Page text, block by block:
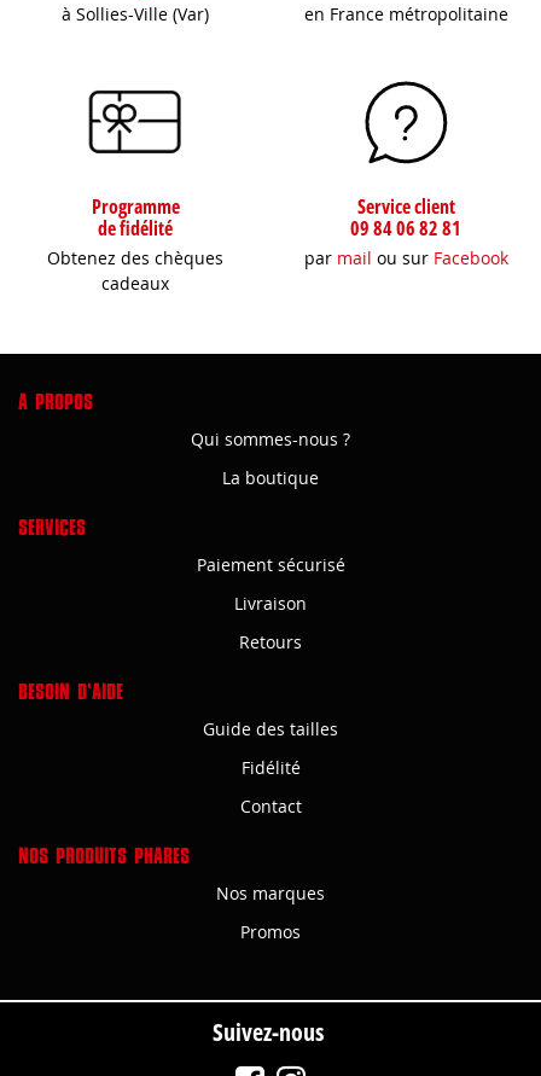
à Sollies-Ville (Var) en France métropolitaine
Programme
de fidélité
Obtenez des chèques
cadeaux
Service client
09 84 06 82 81
par mail ou sur Facebook
A PROPOS
Qui sommes-nous ?
La boutique
SERVICES
Paiement sécurisé
Livraison
Retours
BESOIN D'AIDE
Guide des tailles
Fidélité
Contact
NOS PRODUITS PHARES
Nos marques
Promos
Suivez-nous